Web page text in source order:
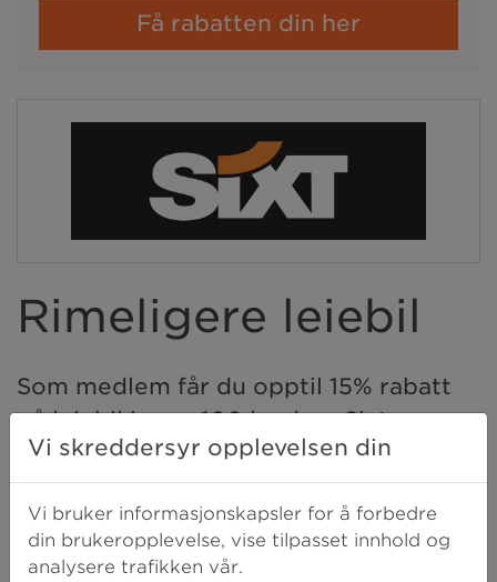
Få rabatten din her
Rimeligere leiebil
Som medlem får du opptil 15% rabatt
på leiebil i over 100 land og Sixt
Gullkort.
Fordel Sixt rent a car
15% rabatt når du skal leie bil
Vi skreddersyr opplevelsen din
Vi bruker informasjonskapsler for å forbedre
din brukeropplevelse, vise tilpasset innhold og
analysere trafikken vår.